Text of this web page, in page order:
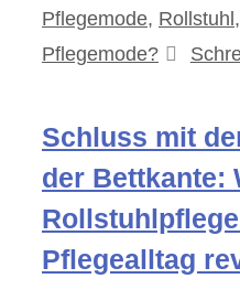
Pflegemode, Rollstuhl ,
Pflegemode?
Schluss mit
der Bettkante:
Pflegealltag